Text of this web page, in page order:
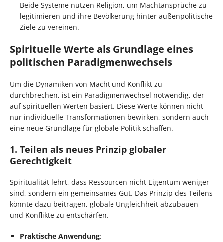
Beide Systeme nutzen Religion, um Machtansprüche zu
legitimieren und ihre Bevölkerung hinter außenpolitische
Ziele zu vereinen.
Spirituelle Werte als Grundlage eines
politischen Paradigmenwechsels
Um die Dynamiken von Macht und Konflikt zu
durchbrechen, ist ein Paradigmenwechsel notwendig, der
auf spirituellen Werten basiert. Diese Werte können nicht
nur individuelle Transformationen bewirken, sondern auch
eine neue Grundlage für globale Politik schaffen.
1. Teilen als neues Prinzip globaler
Gerechtigkeit
Spiritualität lehrt, dass Ressourcen nicht Eigentum weniger
sind, sondern ein gemeinsames Gut. Das Prinzip des Teilens
könnte dazu beitragen, globale Ungleichheit abzubauen
und Konflikte zu entschärfen.
Praktische Anwendung: